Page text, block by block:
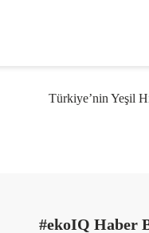
Türkiye’nin Yeşil
#ekoIQ Haber